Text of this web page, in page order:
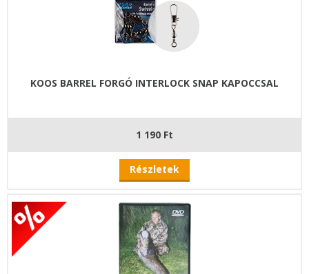
KOOS BARREL FORGÓ INTERLOCK SNAP KAPOCCSAL
1 190 Ft
Részletek